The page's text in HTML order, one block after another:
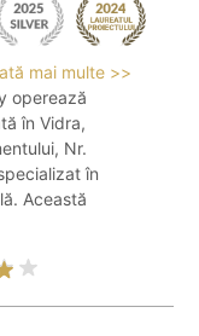
mai multe >>
operează
în Vidra,
Nr.
în
Această